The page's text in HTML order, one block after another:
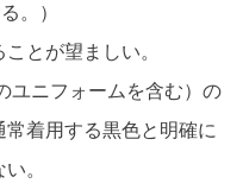
。）
とが望ましい。
ユニフォームを含む）の
着用する黒色と明確に
。